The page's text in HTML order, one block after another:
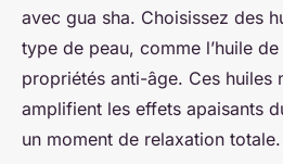
avec gua sha. Choisissez des
type de peau, comme l’huile
propriétés anti-âge. Ces huiles
amplifient les effets apaisants
un moment de relaxation totale.